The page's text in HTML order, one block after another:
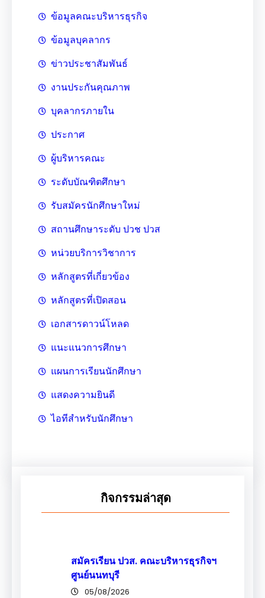
ข้อมูลคณะบริหารธุรกิจ
ข้อมูลบุคลากร
ข่าวประชาสัมพันธ์
งานประกันคุณภาพ
บุคลากรภายใน
ประกาศ
ผู้บริหารคณะ
ระดับบัณฑิตศึกษา
รับสมัครนักศึกษาใหม่
สถานศึกษาระดับ ปวช ปวส
หน่วยบริการวิชาการ
หลักสูตรที่เกี่ยวข้อง
หลักสูตรที่เปิดสอน
เอกสารดาวน์โหลด
แนะแนวการศึกษา
แผนการเรียนนักศึกษา
แสดงความยินดี
ไอทีสำหรับนักศึกษา
กิจกรรมล่าสุด
สมัครเรียน ปวส. คณะบริหารธุรกิจฯ
ศูนย์นนทบุรี
05/08/2026